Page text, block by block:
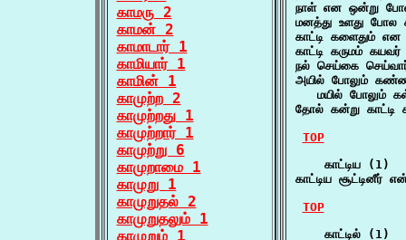
காமரு 2
காமன் 2
காமாடார் 1
காமியார் 1
காமின் 1
காமுற்ற 2
காமுற்றது 1
காமுற்றார் 1
காமுற்று 6
காமுறாமை 1
காமுறு 1
காமுறுதல் 2
காமுறுதலும் 1
காமுறும் 1
நாள் என ஒன்று போல்
மனத்து உளது போல
காட்டி களைதும்
காட்டி கருமம்
நல் செய்கை
அயில் போலும்
மயில் போலும்
தோல் கன்று காட்டி
TOP
    காட்டிய (1)
காட்டிய சூட்டினீர்
TOP
    காட்டில் (1)